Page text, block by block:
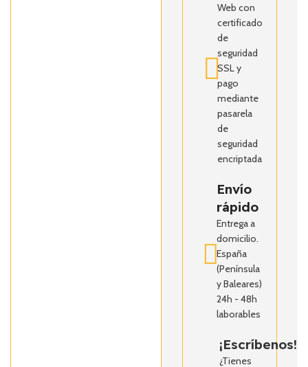
Web con
certificado
de
seguridad
SSL y
pago
mediante
pasarela
de
seguridad
encriptada
Envío
rápido
Entrega a
domicilio.
España
(Península
y Baleares)
24h - 48h
laborables
¡Escríbenos!
¿Tienes